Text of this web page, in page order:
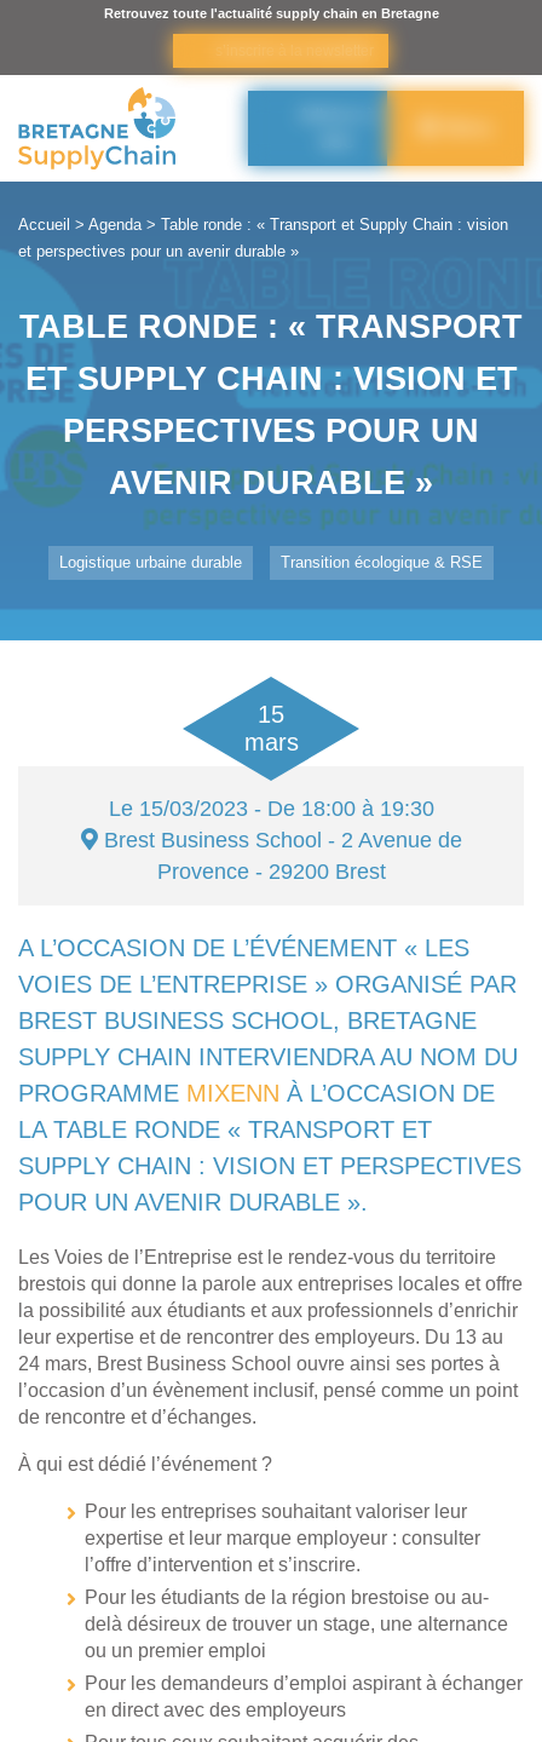
Retrouvez toute l'actualité supply chain en Bretagne
Accueil > Agenda > Table ronde : « Transport et Supply Chain : vision
et perspectives pour un avenir durable »
TABLE RONDE : « TRANSPORT
ET SUPPLY CHAIN : VISION ET
PERSPECTIVES POUR UN
AVENIR DURABLE »
Logistique urbaine durable Transition écologique & RSE
15
mars
Le 15/03/2023- De 18:00 à 19:30
Brest Business School - 2 Avenue de
Provence - 29200 Brest
A L’OCCASION DE L’ÉVÉNEMENT « LES
VOIES DE L’ENTREPRISE » ORGANISÉ PAR
BREST BUSINESS SCHOOL, BRETAGNE
SUPPLY CHAIN INTERVIENDRA AU NOM DU
PROGRAMME MIXENN À L’OCCASION DE
LA TABLE RONDE « TRANSPORT ET
SUPPLY CHAIN : VISION ET PERSPECTIVES
POUR UN AVENIR DURABLE ».
Les Voies de l’Entreprise est le rendez-vous du territoire
brestois qui donne la parole aux entreprises locales et offre
la possibilité aux étudiants et aux professionnels d’enrichir
leur expertise et de rencontrer des employeurs. Du 13 au
24 mars, Brest Business School ouvre ainsi ses portes à
l’occasion d’un évènement inclusif, pensé comme un point
de rencontre et d’échanges.
À qui est dédié l’événement ?
Pour les entreprises souhaitant valoriser leur
expertise et leur marque employeur : consulter
l’offre d’intervention et s’inscrire.
Pour les étudiants de la région brestoise ou au-
delà désireux de trouver un stage, une alternance
ou un premier emploi
Pour les demandeurs d’emploi aspirant à échanger
en direct avec des employeurs
Panneau de gestion des cookies